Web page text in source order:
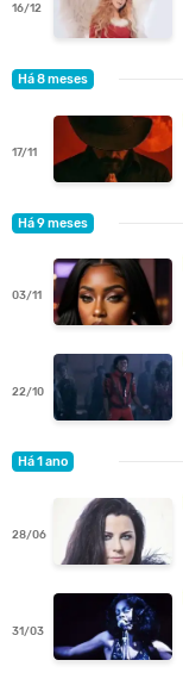
16/12
Há 8 meses
17/11
Há 9 meses
03/11
22/10
Há 1 ano
28/06
31/03